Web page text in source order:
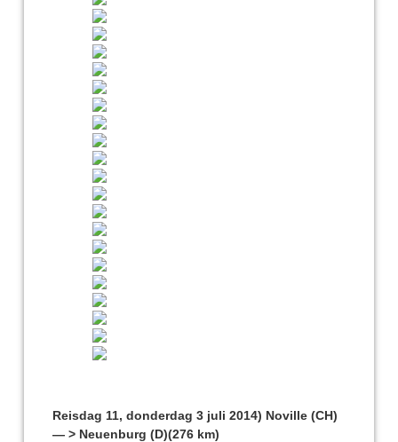
Reisdag 11, donderdag 3 juli 2014) Noville (CH)
— > Neuenburg (D)(276 km)